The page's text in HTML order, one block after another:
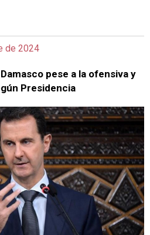
de 2024
pese a la ofensiva y
Presidencia